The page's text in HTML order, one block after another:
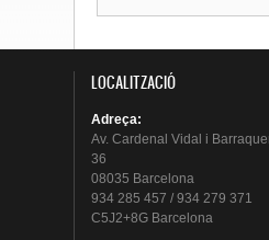
LOCALITZACIÓ
Adreça:
Av. Cardenal Vidal i
36
08035 Barcelona
934 285 457 / 934 279 371
C5J2+8G Barcelona